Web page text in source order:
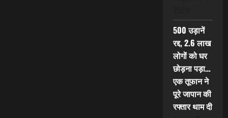
500 उड़ानें
रद्द, 2.6 लाख
लोगों को घर
छोड़ना पड़ा…
एक तूफान ने
पूरे जापान की
रफ्तार थाम दी